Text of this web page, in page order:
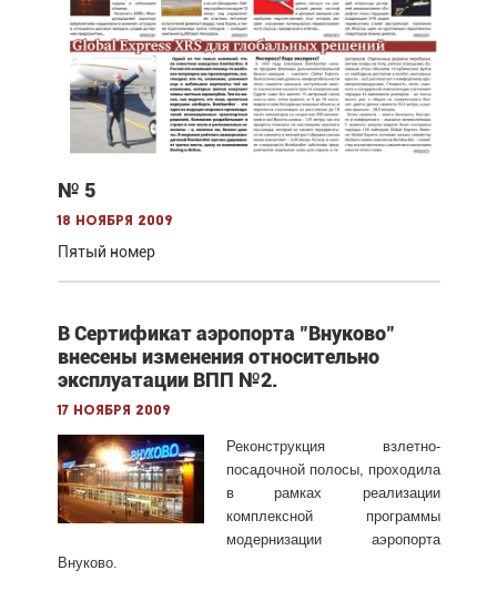
№ 5
18 ноября 2009
Пятый номер
В Сертификат аэропорта "Внуково"
внесены изменения относительно
эксплуатации ВПП №2.
17 ноября 2009
Реконструкция взлетно-
посадочной полосы, проходила
в рамках реализации
комплексной программы
модернизации аэропорта
Внуково.